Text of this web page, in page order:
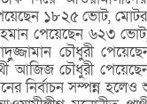
১৮২৫ ভোট,
রহমান পেয়েছেন ৬২৩
চৌধুরী
আজিজ চৌধুরী
নির্বাচন সম্পন্ন